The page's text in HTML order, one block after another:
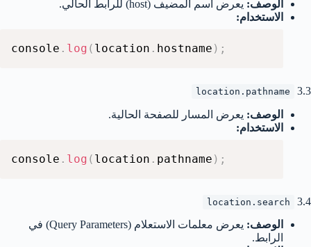
الوصف: يعرض اسم المضيف (host) للرابط الحالي.
الاستخدام:
console . log ( location . hostname ) ;
3.3
location.pathname
الوصف: يعرض المسار للصفحة الحالية.
الاستخدام:
console . log ( location . pathname ) ;
3.4
location.search
الوصف:
يعرض معلمات الاستعلام (Query Parameters) في
الرابط.